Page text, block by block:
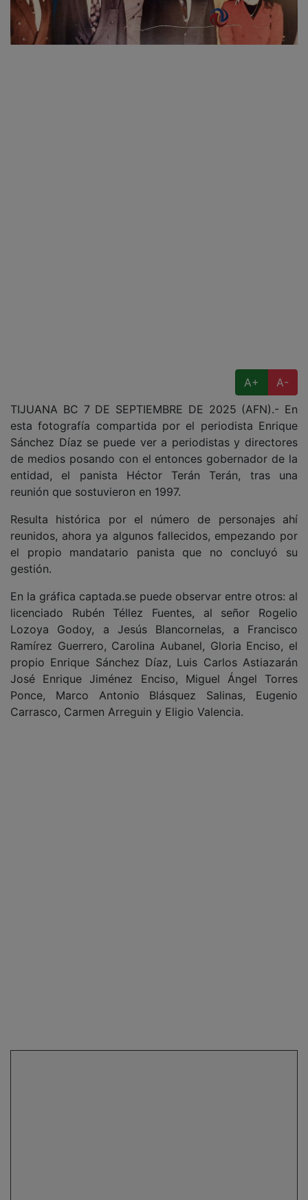
A+
A-
TIJUANA BC 7 DE SEPTIEMBRE DE 2025 (AFN).- En
esta fotografía compartida por el periodista Enrique
Sánchez Díaz se puede ver a periodistas y directores
de medios posando con el entonces gobernador de la
entidad, el panista Héctor Terán Terán, tras una
reunión que sostuvieron en 1997.
Resulta histórica por el número de personajes ahí
reunidos, ahora ya algunos fallecidos, empezando por
el propio mandatario panista que no concluyó su
gestión.
En la gráfica captada.se puede observar entre otros: al
licenciado Rubén Téllez Fuentes, al señor Rogelio
Lozoya Godoy, a Jesús Blancornelas, a Francisco
Ramírez Guerrero, Carolina Aubanel, Gloria Enciso, el
propio Enrique Sánchez Díaz, Luis Carlos Astiazarán
José Enrique Jiménez Enciso, Miguel Ángel Torres
Ponce, Marco Antonio Blásquez Salinas, Eugenio
Carrasco, Carmen Arreguin y Eligio Valencia.